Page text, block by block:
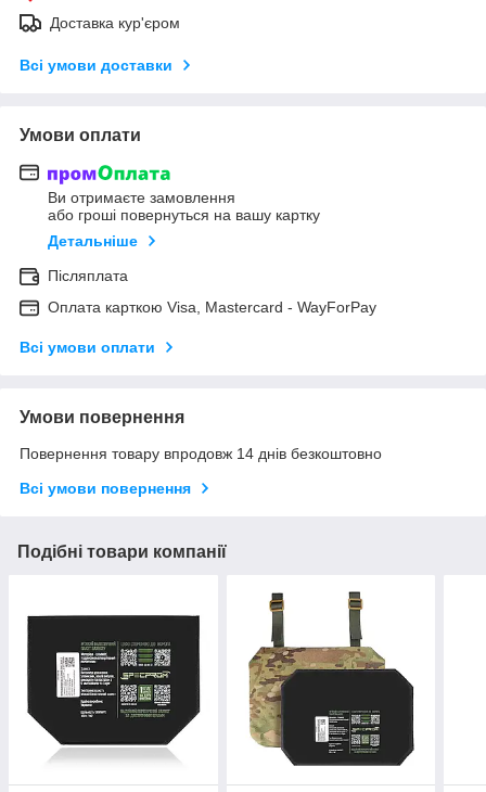
Доставка кур'єром
Всі умови доставки
Умови оплати
Ви отримаєте замовлення
або гроші повернуться на вашу картку
Детальніше
Післяплата
Оплата карткою Visa, Mastercard - WayForPay
Всі умови оплати
Умови повернення
Повернення товару впродовж 14 днів безкоштовно
Всі умови повернення
Подібні товари компанії